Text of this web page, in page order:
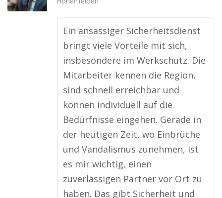
Ein ansässiger Sicherheitsdienst
bringt viele Vorteile mit sich,
insbesondere im Werkschutz. Die
Mitarbeiter kennen die Region,
sind schnell erreichbar und
können individuell auf die
Bedürfnisse eingehen. Gerade in
der heutigen Zeit, wo Einbrüche
und Vandalismus zunehmen, ist
es mir wichtig, einen
zuverlässigen Partner vor Ort zu
haben. Das gibt Sicherheit und